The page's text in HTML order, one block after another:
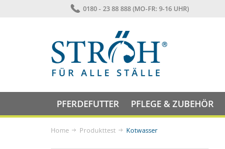
0180 - 23 88 888 (MO-FR: 9-16 UHR)
PFERDEFUTTER PFLEGE & ZUBEHÖR
Home Produkttest Kotwasser